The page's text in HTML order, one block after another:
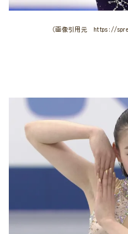
（画像引用元 https://